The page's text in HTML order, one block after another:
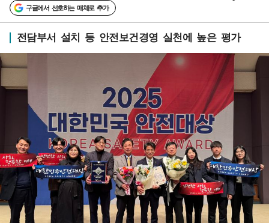
구글에서 선호하는 매체로 추가
전담부서 설치 등 안전보건경영 실천에 높은 평가